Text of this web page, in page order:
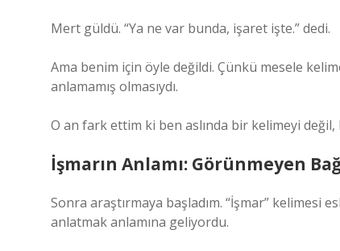
Mert güldü. “Ya ne var bunda, işaret işte.” dedi.
Ama benim için öyle değildi. Çünkü mesele
anlamamış olmasıydı.
O an fark ettim ki ben aslında bir kelimeyi
İşmarın Anlamı: Görünmeyen
Sonra araştırmaya başladım. “İşmar” kelimesi
anlatmak anlamına geliyordu.